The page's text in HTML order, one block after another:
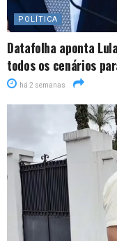
POLÍTICA
Datafolha aponta
todos os cenários
há 2 semanas